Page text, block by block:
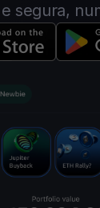
segura,